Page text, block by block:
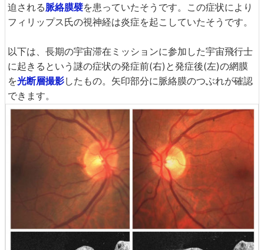
迫される脈絡膜襞を患っていたそうです。この症状により
フィリップス氏の視神経は炎症を起こしていたそうです。
以下は、長期の宇宙滞在ミッションに参加した宇宙飛行士
に起きるという謎の症状の発症前(右)と発症後(左)の網膜
を光断層撮影したもの。矢印部分に脈絡膜のつぶれが確認
できます。